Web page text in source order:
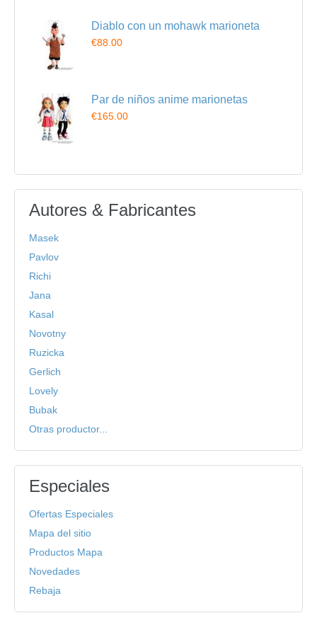
Diablo con un mohawk marioneta
€88.00
Par de niños anime marionetas
€165.00
Autores & Fabricantes
Masek
Pavlov
Richi
Jana
Kasal
Novotny
Ruzicka
Gerlich
Lovely
Bubak
Otras productor...
Especiales
Ofertas Especiales
Mapa del sitio
Productos Mapa
Novedades
Rebaja